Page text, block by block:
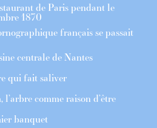
de Paris pendant le
1870
français se passait
centrale de Nantes
qui fait saliver
comme raison d’être
banquet